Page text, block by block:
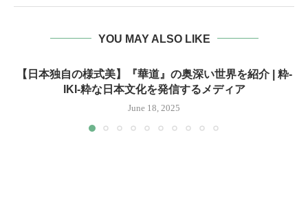
YOU MAY ALSO LIKE
【日本独自の様式美】『華道』の奥深い世界を紹介 | 粋-
IKI-粋な日本文化を発信するメディア
June 18, 2025